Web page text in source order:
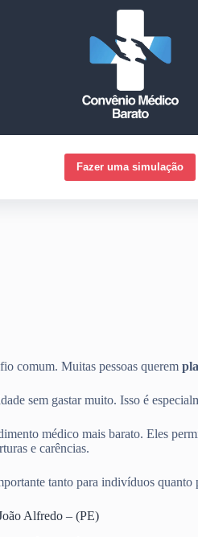
Fazer uma simulação
comum. Muitas pessoas querem
sem gastar muito. Isso é
médico mais barato. Eles
e carências.
tanto para indivíduos quanto
Alfredo – (PE)